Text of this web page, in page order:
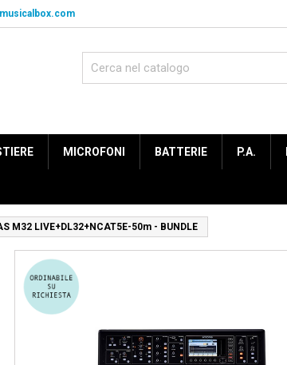
MICROFONI BATTERIE P.A.
M32 LIVE+DL32+NCAT5E-50m - BUNDLE